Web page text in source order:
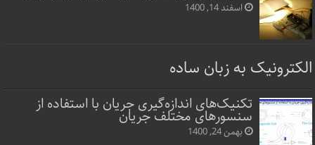
اسفند 14, 1400
الکترونیک به زبان ساده
تکنیک‌های اندازه‌گیری جریان با استفاده از
سنسورهای مختلف جریان
بهمن 24, 1400